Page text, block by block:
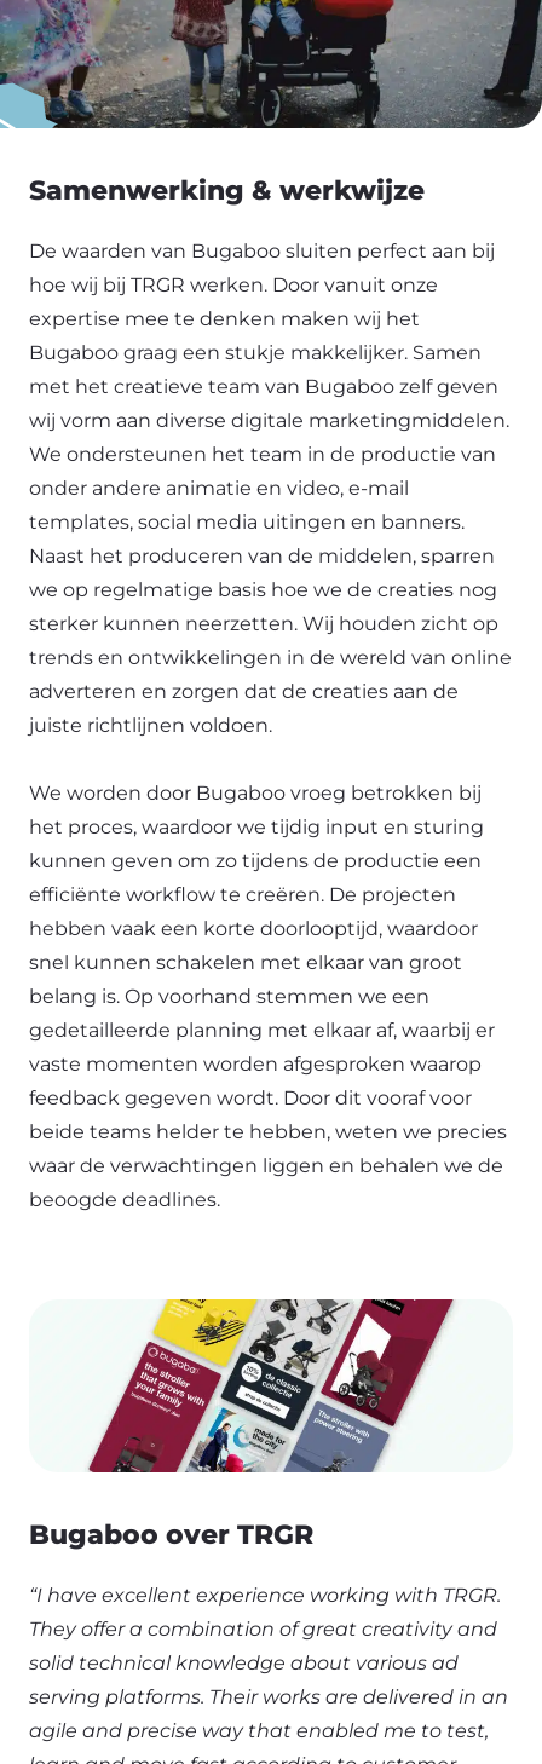
Samenwerking & werkwijze
De waarden van Bugaboo sluiten perfect aan bij
hoe wij bij TRGR werken. Door vanuit onze
expertise mee te denken maken wij het
Bugaboo graag een stukje makkelijker. Samen
met het creatieve team van Bugaboo zelf geven
wij vorm aan diverse digitale marketingmiddelen.
We ondersteunen het team in de productie van
onder andere animatie en video, e-mail
templates, social media uitingen en banners.
Naast het produceren van de middelen, sparren
we op regelmatige basis hoe we de creaties nog
sterker kunnen neerzetten. Wij houden zicht op
trends en ontwikkelingen in de wereld van online
adverteren en zorgen dat de creaties aan de
juiste richtlijnen voldoen.
We worden door Bugaboo vroeg betrokken bij
het proces, waardoor we tijdig input en sturing
kunnen geven om zo tijdens de productie een
efficiënte workflow te creëren. De projecten
hebben vaak een korte doorlooptijd, waardoor
snel kunnen schakelen met elkaar van groot
belang is. Op voorhand stemmen we een
gedetailleerde planning met elkaar af, waarbij er
vaste momenten worden afgesproken waarop
feedback gegeven wordt. Door dit vooraf voor
beide teams helder te hebben, weten we precies
waar de verwachtingen liggen en behalen we de
beoogde deadlines.
Bugaboo over TRGR
“I have excellent experience working with TRGR.
They offer a combination of great creativity and
solid technical knowledge about various ad
serving platforms. Their works are delivered in an
agile and precise way that enabled me to test,